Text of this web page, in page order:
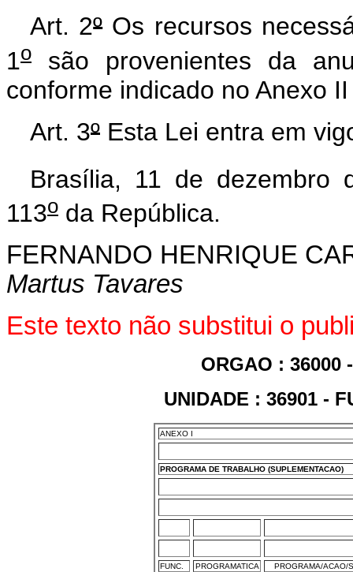
Art. 2ºOs recursos
1o são provenientes da
conforme indicado no Anexo
Art. 3º Esta Lei entra em
Brasília, 11 de dezembro
113o da República.
FERNANDO HENRIQUE
Martus Tavares
Este texto não substitui o
ORGAO : 36000
UNIDADE : 36901 -
ANEXO I
PROGRAMA DE TRABALHO (SUPLEMENTACAO)
FUNC. PROGRAMATICA PROGRAMA/ACAO/